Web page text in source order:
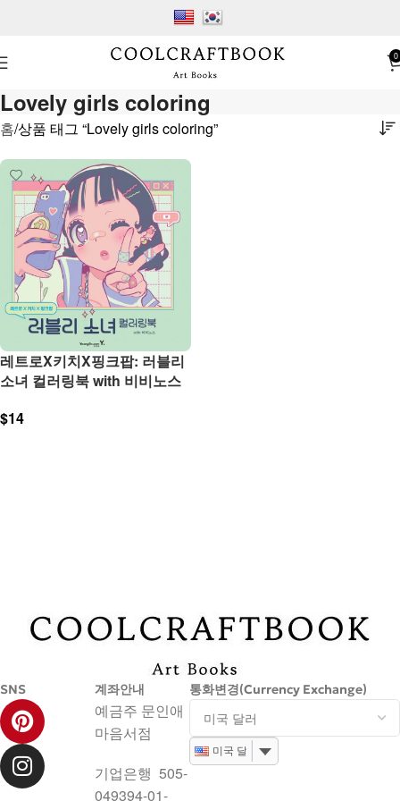
0
Lovely girls coloring
홈 상품 태그 “Lovely girls coloring”
레트로X키치X핑크팝: 러블리
소녀 컬러링북 with 비비노스
$14
SNS 계좌안내
예금주 문인애
마음서점
기업은행 505-
049394-01-
통화변경(Currency Exchange)
미국 달러